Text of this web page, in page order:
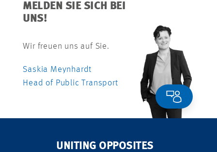
MELDEN SIE SICH BEI
UNS!
Wir freuen uns auf Sie.
Saskia Meynhardt
Head of Public Transport
UNITING OPPOSITES